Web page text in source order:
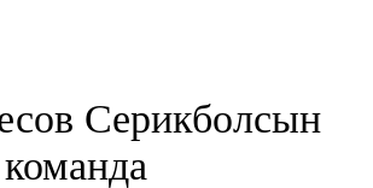
Серикболсын